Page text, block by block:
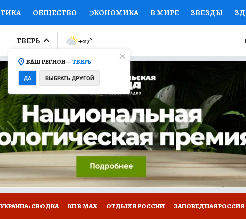
ОБЩЕСТВО ЭКОНОМИКА В МИРЕ ЗВЕЗДЫ
ПРОИСШЕСТВИЯ НАЦИОНАЛЬНЫЕ ПРОЕКТЫ
ОТКРЫВАЕМ МИР Я ЗНАЮ СЕМЬЯ ЖЕНСКИЕ СЕКРЕТЫ
ПРОМОКОДЫ СЕРИАЛЫ СПЕЦПРОЕКТЫ ДЕФИЦИТ
КОЛЛЕКЦИИ КОНКУРСЫ РАБОТА У НАС ГИД
САЙТЕ
ТВЕРЬ
ВАШ РЕГИОН —ТВЕРЬ
ДА ВЫБРАТЬ ДРУГОЙ
+27°
УКРАИНА: СВОДКА КП В МАХ ОТДЫХ В РОССИИ ЗАПОВЕДНАЯ РОССИЯ